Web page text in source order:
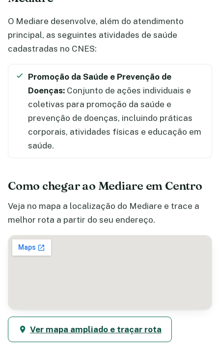
O Mediare desenvolve, além do atendimento
principal, as seguintes atividades de saúde
cadastradas no CNES:
Promoção da Saúde e Prevenção de
Doenças: Conjunto de ações individuais e
coletivas para promoção da saúde e
prevenção de doenças, incluindo práticas
corporais, atividades físicas e educação em
saúde.
Como chegar ao Mediare em Centro
Veja no mapa a localização do Mediare e trace a
melhor rota a partir do seu endereço.
Ver mapa ampliado e traçar rota